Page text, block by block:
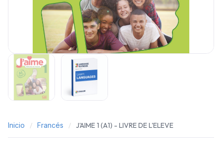
Inicio Francés J'AIME 1 (A1) - LIVRE DE L'ELEVE